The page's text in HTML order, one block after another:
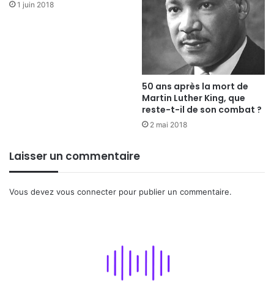
1 juin 2018
50 ans après la mort de
Martin Luther King, que
reste-t-il de son combat ?
2 mai 2018
Laisser un commentaire
Vous devez vous connecter pour publier un commentaire.